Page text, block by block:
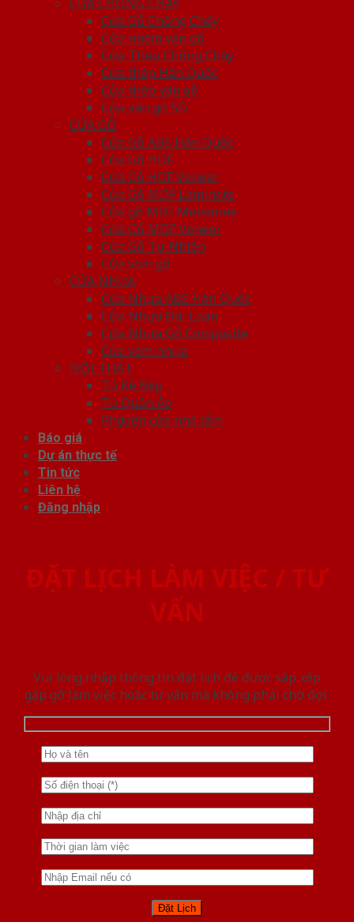
Cửa Gỗ Chống Cháy
Cửa nhôm vân gỗ
Cửa Thép Chống Cháy
Cửa thép Hàn Quốc
Cửa thép vân gỗ
Cửa vân gỗ 5D
CỬA GỖ
Cửa Gỗ ABS Hàn Quốc
Cửa Gỗ HDF
Cửa Gỗ HDF Veneer
Cửa Gỗ MDF Laminate
Cửa gỗ MDF Melamine
Cửa Gỗ MDF Veneer
Cửa Gỗ Tự Nhiên
Cửa vòm gỗ
CỬA NHỰA
Cửa Nhựa ABS Hàn Quốc
Cửa Nhựa Đài Loan
Cửa Nhựa Gỗ Composite
Cửa vòm nhựa
NỘI THẤT
Tủ Kệ Bếp
Tủ Quần Áo
Phụ kiện cửa nhà tắm
Báo giá
Dự án thực tế
Tin tức
Liên hệ
Đăng nhập
ĐẶT LỊCH LÀM VIỆC / TƯ
VẤN
Vui lòng nhập thông tin đặt lịch để được sắp xếp
gặp gỡ làm việc hoăc tư vấn mà không phải chờ đợi.